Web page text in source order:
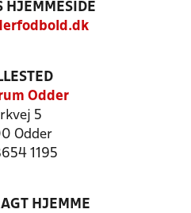
HJEMMESIDE
Odder
5
Odder
1195
HJEMME